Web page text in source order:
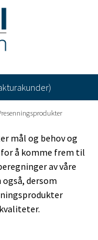
mål og behov og
å komme frem til
av våre
dersom